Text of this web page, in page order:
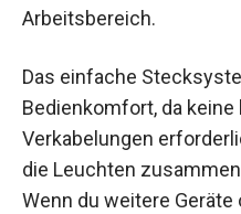
Arbeitsbereich.
Das einfache
Bedienkomfort, da
Verkabelungen
die Leuchten
Wenn du weitere